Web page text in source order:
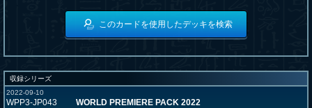
このカードを使用したデッキを検索
収録シリーズ
2022-09-10
WPP3-JP043 WORLD PREMIERE PACK 2022